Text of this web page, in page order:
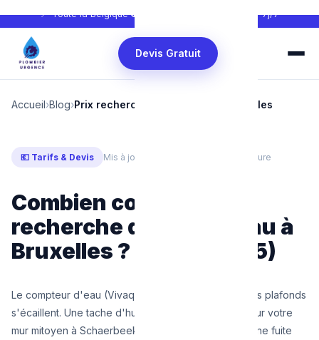
📍 Toute la Belgique📞 🕐 24h/24 — 7j/7
Devis Gratuit
Accueil›Blog›Prix recherche de fuite d'eau Bruxelles
💶 Tarifs & Devis Mis à jour : Mars 2025 ⏱ 6 min de lecture
Combien coûte une
recherche de fuite d'eau à
Bruxelles ? (Tarifs 2025)
Le compteur d'eau (Vivaqua) tourne sans raison. Vos plafonds
s'écaillent. Une tache d'humidité brunâtre s'élargit sur votre
mur mitoyen à Schaerbeek ou d'Uccle. Vous avez une fuite